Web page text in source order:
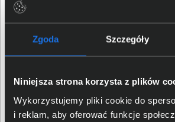
Zgoda Szczegóły
Niniejsza strona korzysta z plików
Wykorzystujemy pliki cookie do
i reklam, aby oferować funkcje